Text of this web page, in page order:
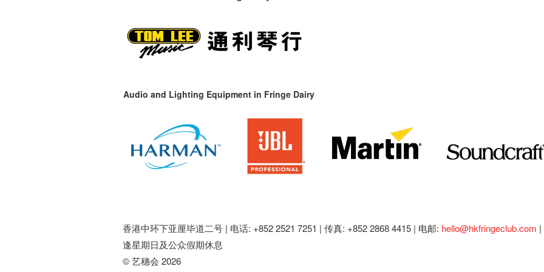
Audio and Lighting Equipment in Fringe Dairy
香港中环下亚厘毕道二号 | 电话: +852 2521 7251 | 传真: +852 2868 4415 | 电邮: hello@hkfringeclub.com |
逢星期日及公众假期休息
© 艺穗会 2026